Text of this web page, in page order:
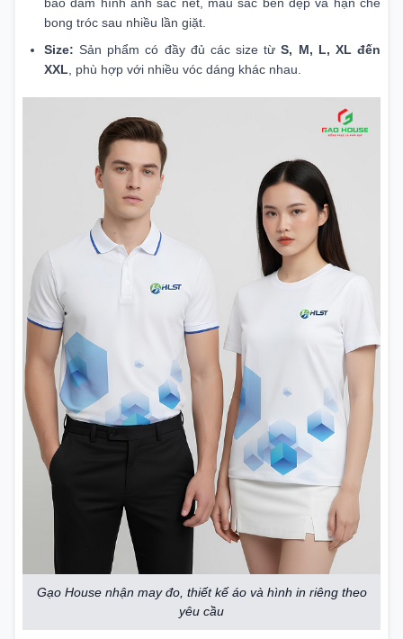
bong tróc sau nhiều lần giặt.
Size: Sản phẩm có đầy đủ các size từS, M, L, XL đến
XXL , phù hợp với nhiều vóc dáng khác nhau.
Gạo House nhận may đo, thiết kế áo và hình in riêng theo
yêu cầu